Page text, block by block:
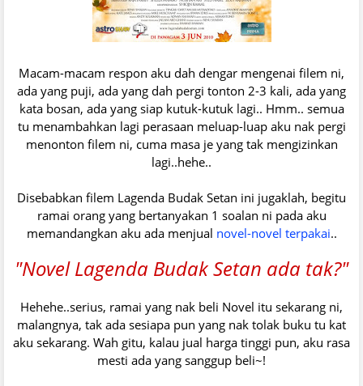
Macam-macam respon aku dah dengar mengenai filem ni,
ada yang puji, ada yang dah pergi tonton 2-3 kali, ada yang
kata bosan, ada yang siap kutuk-kutuk lagi.. Hmm.. semua
tu menambahkan lagi perasaan meluap-luap aku nak pergi
menonton filem ni, cuma masa je yang tak mengizinkan
lagi..hehe..
Disebabkan filem Lagenda Budak Setan ini jugaklah, begitu
ramai orang yang bertanyakan 1 soalan ni pada aku
memandangkan aku ada menjual novel-novel terpakai..
"Novel Lagenda Budak Setan ada tak?"
Hehehe..serius, ramai yang nak beli Novel itu sekarang ni,
malangnya, tak ada sesiapa pun yang nak tolak buku tu kat
aku sekarang. Wah gitu, kalau jual harga tinggi pun, aku rasa
mesti ada yang sanggup beli~!